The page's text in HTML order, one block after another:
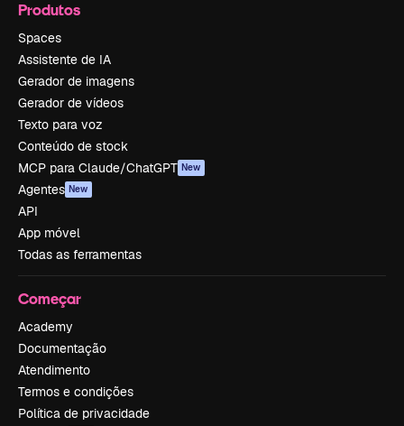
Produtos
Spaces
Assistente de IA
Gerador de imagens
Gerador de vídeos
Texto para voz
Conteúdo de stock
MCP para Claude/ChatGPT New
Agentes New
API
App móvel
Todas as ferramentas
Começar
Academy
Documentação
Atendimento
Termos e condições
Política de privacidade